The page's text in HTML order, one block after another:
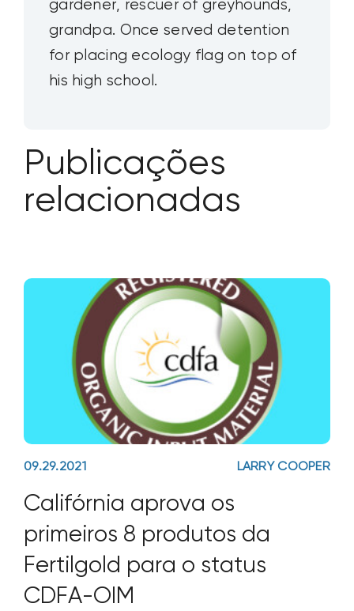
gardener, rescuer of greyhounds,
grandpa. Once served detention
for placing ecology flag on top of
his high school.
Publicações
relacionadas
09.29.2021 LARRY COOPER
Califórnia aprova os
primeiros 8 produtos da
Fertilgold para o status
CDFA-OIM